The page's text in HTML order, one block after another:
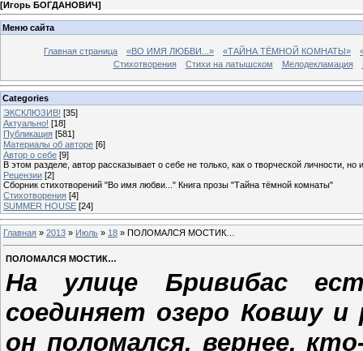
[Игорь БОГДАНОВИЧ]
Меню сайта
Главная страница «ВО ИМЯ ЛЮБВИ...» «ТАЙНА ТЁМНОЙ КОМНАТЫ»
Стихотворения
Стихи на латышском Мелодекламация
Categories
ЭКСКЛЮЗИВ! [35]
Актуально! [18]
Публикация [581]
Материалы об авторе [6]
Автор о себе [9]
В этом разделе, автор рассказывает о себе не только, как о творческой личности,
Рецензии [2]
Сборник стихотворений "Во имя любви..." Книга прозы "Тайна тёмной комнаты"
Стихотворения [4]
SUMMER HOUSE [24]
Главная » 2013 » Июль » 18 » ПОЛОМАЛСЯ МОСТИК…
ПОЛОМАЛСЯ МОСТИК…
На улице Бривибас
соединяет озеро Ковшу и
он поломался, вернее,